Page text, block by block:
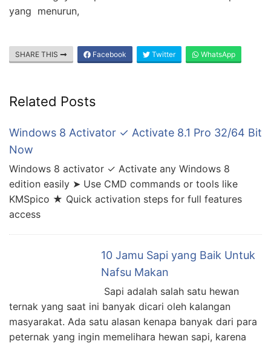
yang menurun,
SHARE THIS Facebook Twitter WhatsApp
Related Posts
Windows 8 Activator ✓ Activate 8.1 Pro 32/64 Bit
Now
Windows 8 activator ✓ Activate any Windows 8
edition easily ➤ Use CMD commands or tools like
KMSpico ★ Quick activation steps for full features
access
10 Jamu Sapi yang Baik Untuk
Nafsu Makan
Sapi adalah salah satu hewan
ternak yang saat ini banyak dicari oleh kalangan
masyarakat. Ada satu alasan kenapa banyak dari para
peternak yang ingin memelihara hewan sapi, karena